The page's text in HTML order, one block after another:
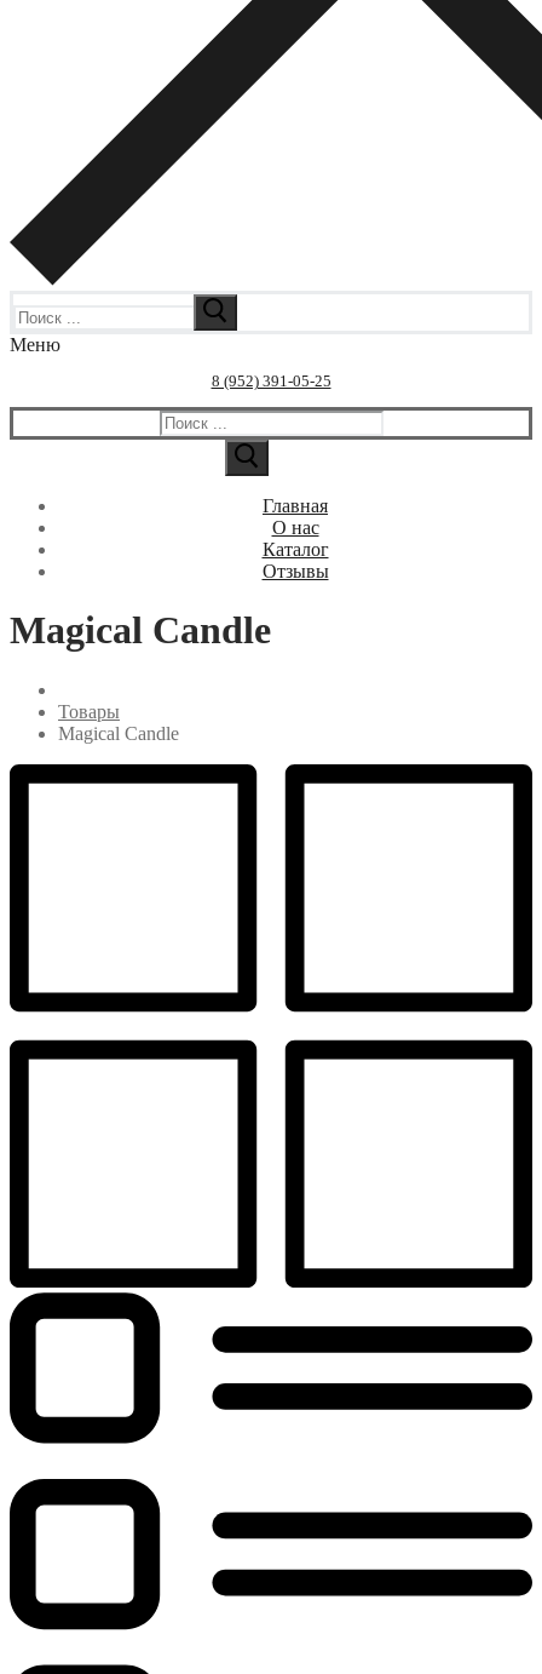
Меню
8 (952) 391-05-25
Искать:
Главная
О нас
Каталог
Отзывы
Magical Candle
Товары
Magical Candle